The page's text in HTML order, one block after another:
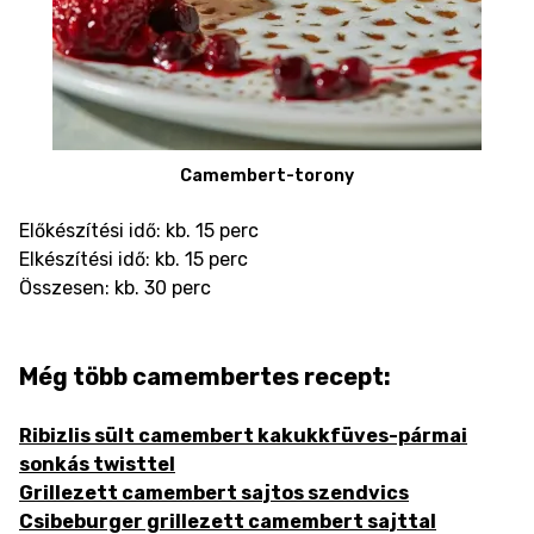
Camembert-torony
Előkészítési idő: kb. 15 perc
Elkészítési idő: kb. 15 perc
Összesen: kb. 30 perc
Még több camembertes recept:
Ribizlis sült camembert kakukkfüves-pármai
sonkás twisttel
Grillezett camembert sajtos szendvics
Csibeburger grillezett camembert sajttal